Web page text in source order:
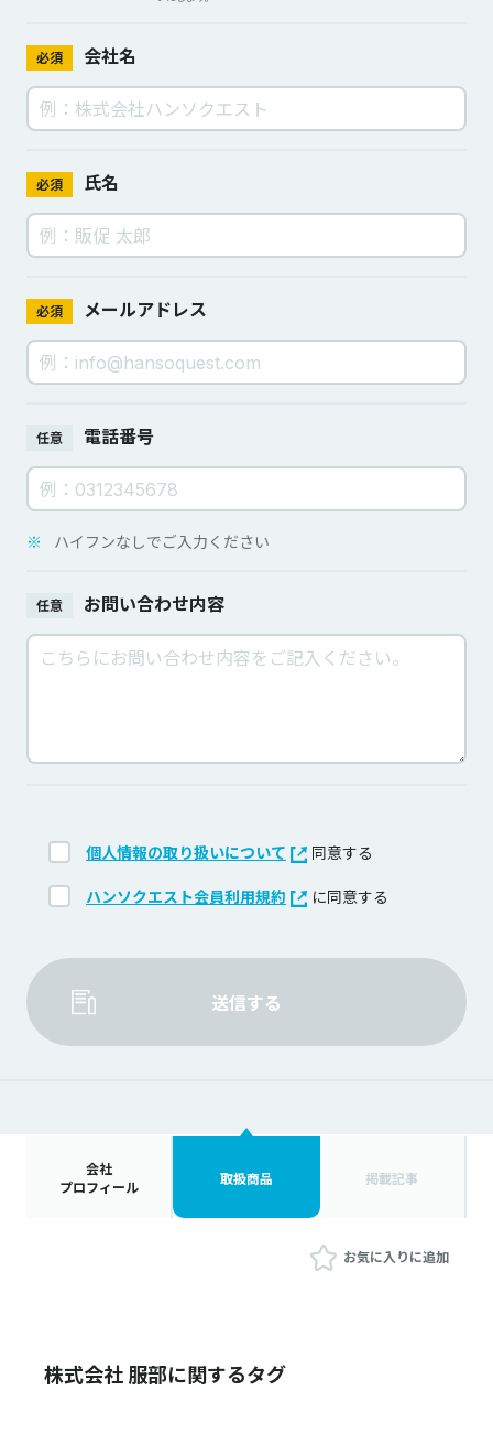
必須 会社名
必須 氏名
必須 メールアドレス
任意 電話番号
※ ハイフンなしでご入力ください
任意 お問い合わせ内容
個人情報の取り扱いについて 同意する
ハンソクエスト会員利用規約 に同意する
送信する
会社
プロフィール
取扱商品 掲載記事
お気に入りに追加
株式会社 服部に関するタグ